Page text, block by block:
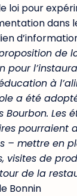
loi pour
dans
de
pour
à
a été
Bourbon. Les
pourraient
– mettre en
visites de
de la
Bonnin